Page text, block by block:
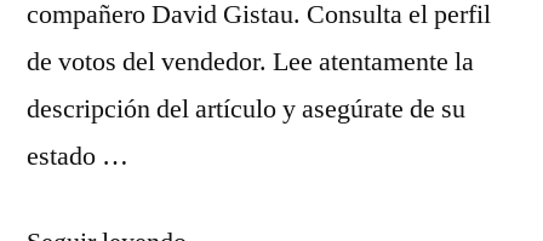
compañero David Gistau. Consulta el perfil
de votos del vendedor. Lee atentamente la
descripción del artículo y asegúrate de su
estado …